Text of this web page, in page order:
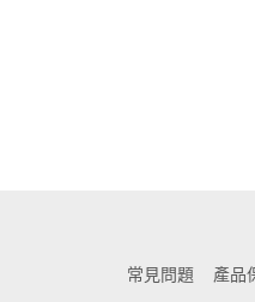
常見問題 產品